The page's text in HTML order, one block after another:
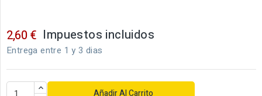
2,60 € Impuestos incluidos
Entrega entre 1 y 3 dias
Añadir Al Carrito